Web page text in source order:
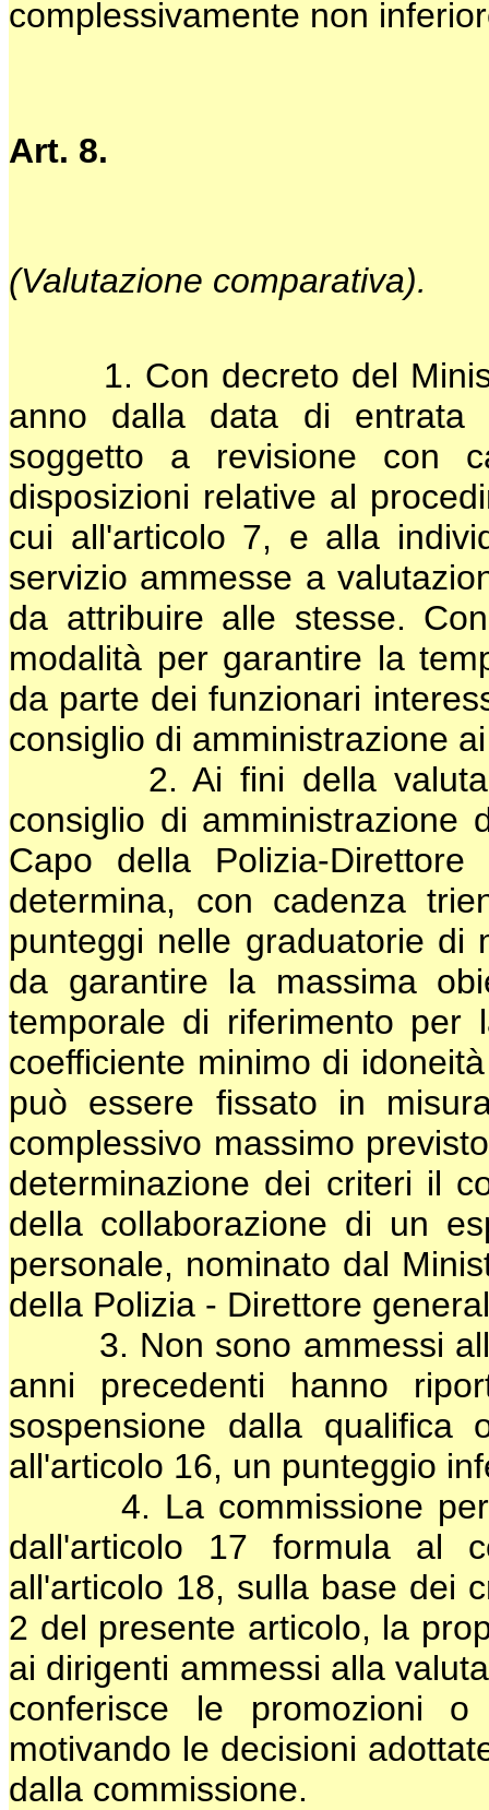
complessivamente non
Art. 8.
(Valutazione comparativa).
1. Con decreto del
anno dalla data di
soggetto a revisione con
disposizioni relative al
cui all'articolo 7, e alla
servizio ammesse a
da attribuire alle stesse.
modalità per garantire la
da parte dei funzionari
consiglio di amministrazione
2. Ai fini della
consiglio di amministrazione
Capo della Polizia-
determina, con cadenza
punteggi nelle graduatorie
da garantire la massima
temporale di riferimento per
coefficiente minimo di
può essere fissato in
complessivo massimo
determinazione dei criteri il
della collaborazione di un
personale, nominato dal
della Polizia - Direttore
3. Non sono ammessi alla
anni precedenti hanno
sospensione dalla
all'articolo 16, un punteggio
4. La commissione per
dall'articolo 17 formula al
all'articolo 18, sulla base dei
2 del presente articolo, la
ai dirigenti ammessi alla
conferisce le promozioni
motivando le decisioni
dalla commissione.